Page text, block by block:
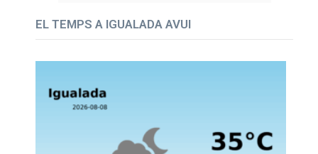
EL TEMPS A IGUALADA AVUI